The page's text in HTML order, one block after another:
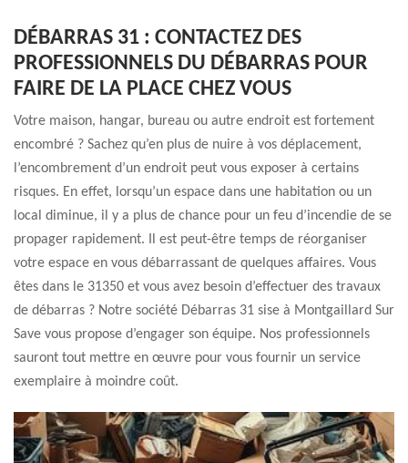
DÉBARRAS 31 : CONTACTEZ DES
PROFESSIONNELS DU DÉBARRAS POUR
FAIRE DE LA PLACE CHEZ VOUS
Votre maison, hangar, bureau ou autre endroit est fortement
encombré ? Sachez qu’en plus de nuire à vos déplacement,
l’encombrement d’un endroit peut vous exposer à certains
risques. En effet, lorsqu’un espace dans une habitation ou un
local diminue, il y a plus de chance pour un feu d’incendie de se
propager rapidement. Il est peut-être temps de réorganiser
votre espace en vous débarrassant de quelques affaires. Vous
êtes dans le 31350 et vous avez besoin d’effectuer des travaux
de débarras ? Notre société Débarras 31 sise à Montgaillard Sur
Save vous propose d’engager son équipe. Nos professionnels
sauront tout mettre en œuvre pour vous fournir un service
exemplaire à moindre coût.